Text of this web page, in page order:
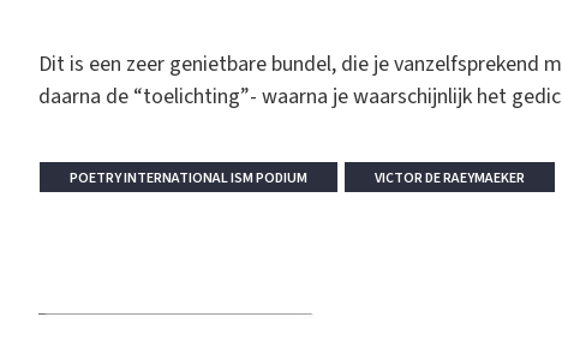
Dit is een zeer genietbare bundel, die je
daarna de “toelichting”- waarna je waarschijnlijk het
POETRY INTERNATIONAL ISM PODIUM VICTOR DE RAEYMAEKER